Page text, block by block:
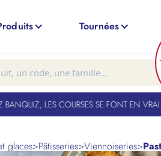
Tournées
LES COURSES SE FONT EN VRAI.
glaces>Pâtisseries>Viennoiseries>